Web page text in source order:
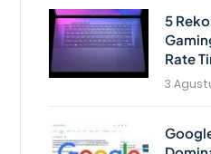
5
Rate
3